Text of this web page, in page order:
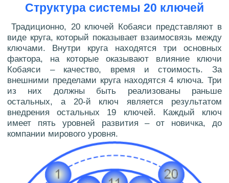
Структура системы 20 ключей
Традиционно, 20 ключей Кобаяси представляют в
виде круга, который показывает взаимосвязь между
ключами. Внутри круга находятся три основных
фактора, на которые оказывают влияние ключи
Кобаяси – качество, время и стоимость. За
внешними пределами круга находятся 4 ключа. Три
из них должны быть реализованы раньше
остальных, а 20-й ключ является результатом
внедрения остальных 19 ключей. Каждый ключ
имеет пять уровней развития – от новичка, до
компании мирового уровня.